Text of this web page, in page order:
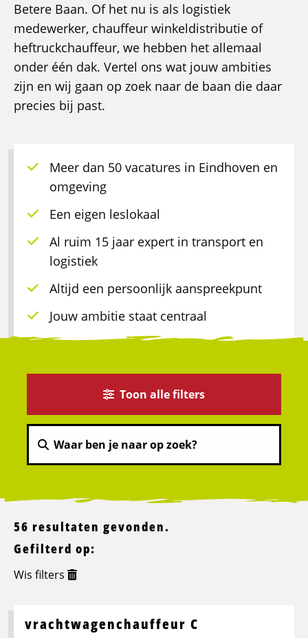
Betere Baan. Of het nu is als logistiek
medewerker, chauffeur winkeldistributie of
heftruckchauffeur, we hebben het allemaal
onder één dak. Vertel ons wat jouw ambities
zijn en wij gaan op zoek naar de baan die daar
precies bij past.
Meer dan 50 vacatures in Eindhoven en
omgeving
Een eigen leslokaal
Al ruim 15 jaar expert in transport en
logistiek
Altijd een persoonlijk aanspreekpunt
Jouw ambitie staat centraal
Toon alle filters
56 resultaten gevonden.
Gefilterd op:
Wis filters
vrachtwagenchauffeur C